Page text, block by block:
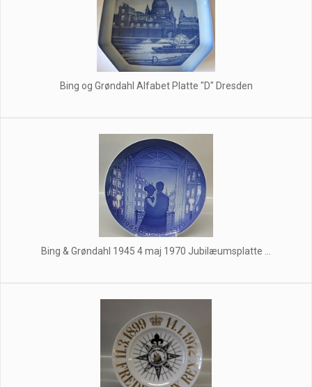
Bing og Grøndahl Alfabet Platte "D" Dresden
Bing & Grøndahl 1945 4 maj 1970 Jubilæumsplatte ...